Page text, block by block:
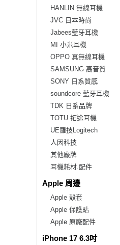
HANLIN 無線耳機
JVC 日本時尚
Jabees藍牙耳機
MI 小米耳機
OPPO 真無線耳機
SAMSUNG 高音質
SONY 日系質感
soundcore 藍牙耳機
TDK 日系品牌
TOTU 拓途耳機
UE羅技Logitech
人因科技
其他廠牌
耳機耗材.配件
Apple 周邊
Apple 殼套
Apple 保護貼
Apple 原廠配件
iPhone 17 6.3吋